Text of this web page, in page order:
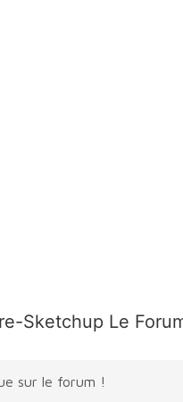
Sketchup Le
sur le forum !